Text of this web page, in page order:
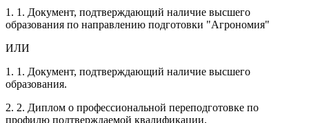
1. 1. Документ, подтверждающий наличие высшего
образования по направлению подготовки "Агрономия"
ИЛИ
1. 1. Документ, подтверждающий наличие высшего
образования.
2. 2. Диплом о профессиональной переподготовке по
профилю подтверждаемой квалификации.